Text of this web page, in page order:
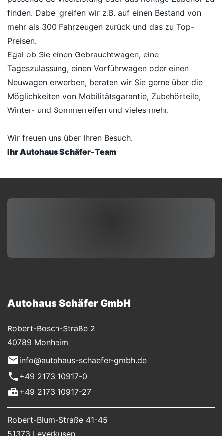
finden. Dabei greifen wir z.B. auf einen Bestand von
mehr als 300 Fahrzeugen zurück und das zu Top-
Preisen.
Egal ob Sie einen Gebrauchtwagen, eine
Tageszulassung, einen Vorführwagen oder einen
Neuwagen erwerben, beraten wir Sie gerne über die
Möglichkeiten von Mobilitätsgarantie, Zubehörteile,
Winter- und Sommerreifen und vieles mehr.
Wir freuen uns über Ihren Besuch.
Ihr Autohaus Schäfer-Team
Autohaus Schäfer GmbH
Robert-Bosch-Straße 2
40789 Monheim
info@autohaus-schaefer-gmbh.de
+49 2173 10917-0
+49 2173 10917-27
Robert-Blum-Straße 41-45
51373 Leverkusen